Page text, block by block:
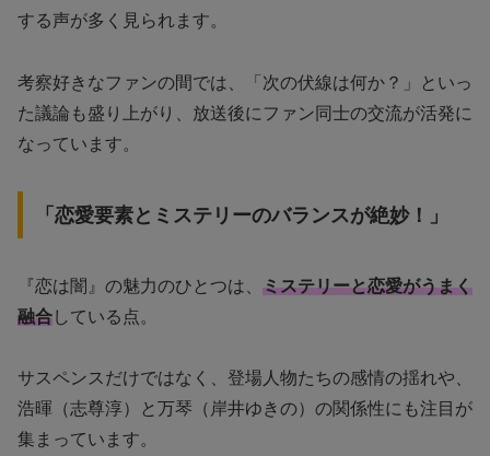
する声が多く見られます。
考察好きなファンの間では、「次の伏線は何か？」といっ
た議論も盛り上がり、放送後にファン同士の交流が活発に
なっています。
「恋愛要素とミステリーのバランスが絶妙！」
『恋は闇』の魅力のひとつは、 ミステリーと恋愛がうまく
融合している点。
サスペンスだけではなく、登場人物たちの感情の揺れや、
浩暉（志尊淳）と万琴（岸井ゆきの）の関係性にも注目が
集まっています。